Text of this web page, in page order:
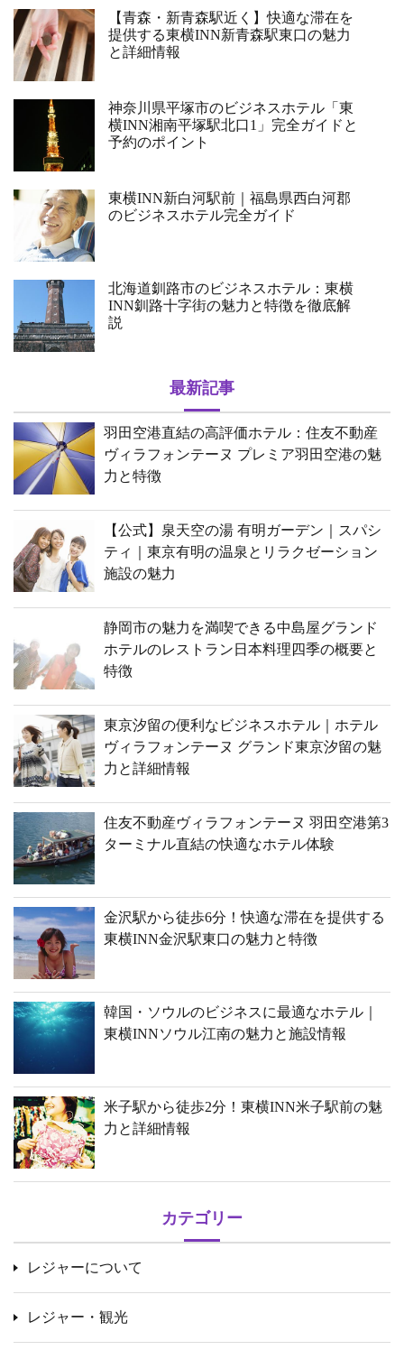
【青森・新青森駅近く】快適な滞在を
提供する東横INN新青森駅東口の魅力
と詳細情報
神奈川県平塚市のビジネスホテル「東
横INN湘南平塚駅北口1」完全ガイドと
予約のポイント
東横INN新白河駅前｜福島県西白河郡
のビジネスホテル完全ガイド
北海道釧路市のビジネスホテル：東横
INN釧路十字街の魅力と特徴を徹底解
説
最新記事
羽田空港直結の高評価ホテル：住友不動産
ヴィラフォンテーヌ プレミア羽田空港の魅
力と特徴
【公式】泉天空の湯 有明ガーデン｜スパシ
ティ｜東京有明の温泉とリラクゼーション
施設の魅力
静岡市の魅力を満喫できる中島屋グランド
ホテルのレストラン日本料理四季の概要と
特徴
東京汐留の便利なビジネスホテル｜ホテル
ヴィラフォンテーヌ グランド東京汐留の魅
力と詳細情報
住友不動産ヴィラフォンテーヌ 羽田空港第3
ターミナル直結の快適なホテル体験
金沢駅から徒歩6分！快適な滞在を提供する
東横INN金沢駅東口の魅力と特徴
韓国・ソウルのビジネスに最適なホテル｜
東横INNソウル江南の魅力と施設情報
米子駅から徒歩2分！東横INN米子駅前の魅
力と詳細情報
カテゴリー
レジャーについて
レジャー・観光